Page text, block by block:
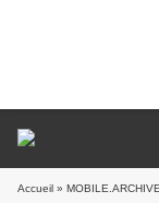
Accueil »